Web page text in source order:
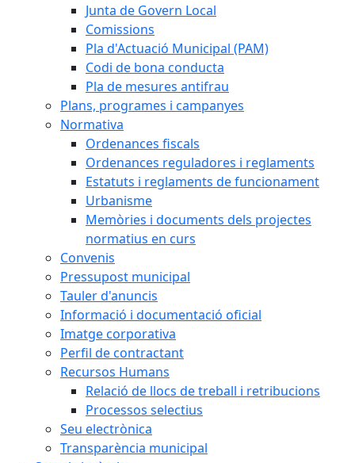
Junta de Govern Local
Comissions
Pla d'Actuació Municipal (PAM)
Codi de bona conducta
Pla de mesures antifrau
Plans, programes i campanyes
Normativa
Ordenances fiscals
Ordenances reguladores i reglaments
Estatuts i reglaments de funcionament
Urbanisme
Memòries i documents dels projectes
normatius en curs
Convenis
Pressupost municipal
Tauler d'anuncis
Informació i documentació oficial
Imatge corporativa
Perfil de contractant
Recursos Humans
Relació de llocs de treball i retribucions
Processos selectius
Seu electrònica
Transparència municipal